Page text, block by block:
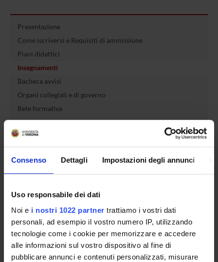
Consenso Dettagli Impostazioni degli annunci
Uso responsabile dei dati
Noi e i nostri 1022 partner trattiamo i vostri dati
personali, ad esempio il vostro numero IP, utilizzando
tecnologie come i cookie per memorizzare e accedere
alle informazioni sul vostro dispositivo al fine di
pubblicare annunci e contenuti personalizzati, misurare
Presentazione
Come iscriversi e Requisiti di ammissione
Piani didattici
Insegnamenti
Bacheca avvisi
Organi collegiali e di governo
Rete formativa
OFFERTA FORMATIVA
SEMESTRE FILTRO
CORSI DI LAUREA
CORSI DI LAUREA MAGISTRALE